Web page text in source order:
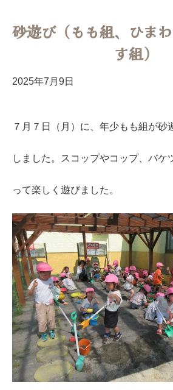
砂遊び（もも組、ひま
す組）
2025年7月9日
７月７日（月）に、年少もも組が砂
しました。スコップやコップ、バケ
って楽しく遊びました。